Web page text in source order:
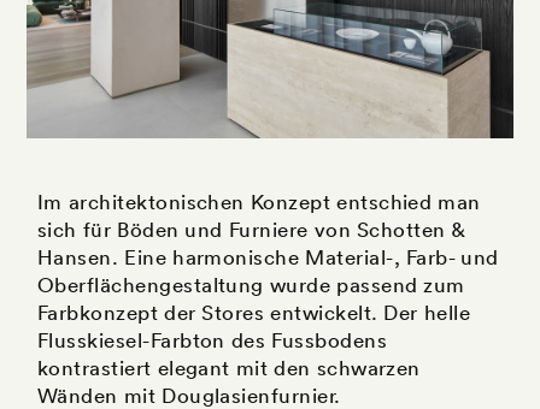
Im architektonischen Konzept entschied man
sich für Böden und Furniere von Schotten &
Hansen. Eine harmonische Material-, Farb- und
Oberflächengestaltung wurde passend zum
Farbkonzept der Stores entwickelt. Der helle
Flusskiesel-Farbton des Fussbodens
kontrastiert elegant mit den schwarzen
Wänden mit Douglasienfurnier.